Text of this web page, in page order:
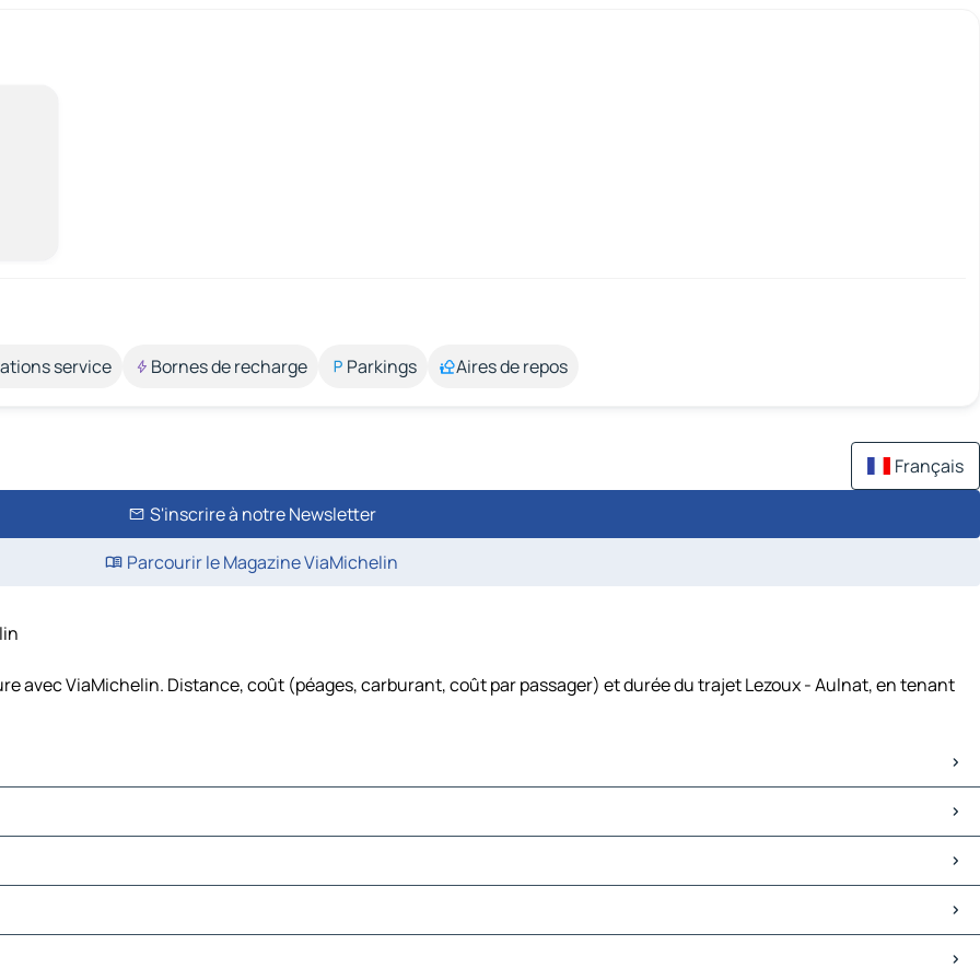
service Bornes de recharge Parkings Aires de repos
Français
S'inscrire à notre Newsletter
Parcourir le Magazine ViaMichelin
avec ViaMichelin. Distance, coût (péages, carburant, coût par passager) et durée du trajet Lezoux - Aulnat, en tenant